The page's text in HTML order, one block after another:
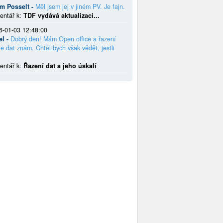
Posselt - Měl jsem jej v jiném PV. Je fajn.
k: TDF vydává aktualizaci...
01-03 12:48:00
- Dobrý den! Mám Open office a řazení
dat znám. Chtěl bych však vědět, jestli
k: Řazení dat a jeho úskalí